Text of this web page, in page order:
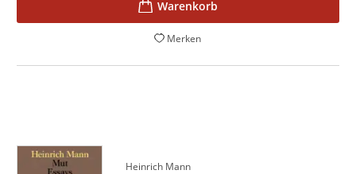
Merken
Heinrich Mann